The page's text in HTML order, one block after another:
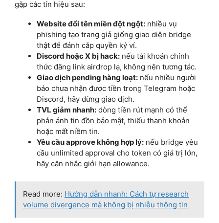
gặp các tín hiệu sau:
Website đổi tên miền đột ngột: nhiều vụ
phishing tạo trang giả giống giao diện bridge
thật để đánh cắp quyền ký ví.
Discord hoặc X bị hack: nếu tài khoản chính
thức đăng link airdrop lạ, không nên tương tác.
Giao dịch pending hàng loạt: nếu nhiều người
báo chưa nhận được tiền trong Telegram hoặc
Discord, hãy dừng giao dịch.
TVL giảm nhanh: dòng tiền rút mạnh có thể
phản ánh tin đồn bảo mật, thiếu thanh khoản
hoặc mất niềm tin.
Yêu cầu approve không hợp lý: nếu bridge yêu
cầu unlimited approval cho token có giá trị lớn,
hãy cân nhắc giới hạn allowance.
Read more: Hướng dẫn nhanh: Cách tự research
volume divergence mà không bị nhiễu thông tin